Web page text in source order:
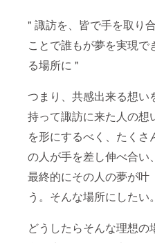
" 諏訪を、皆で手を取り
ことで誰もが夢を実現で
る場所に "
つまり、共感出来る想い
持って諏訪に来た人の想
を形にするべく、たくさ
の人が手を差し伸べ合い、
最終的にその人の夢が叶
う。そんな場所にしたい。
どうしたらそんな理想の